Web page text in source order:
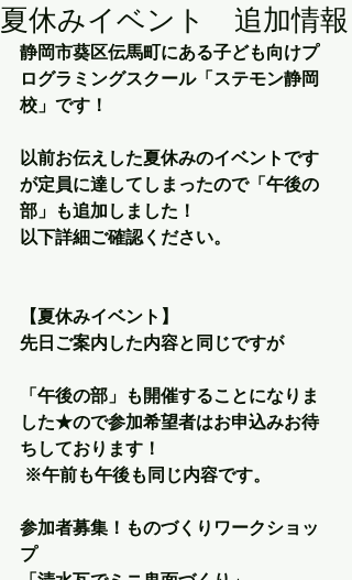
夏休みイベント 追加情報
静岡市葵区伝馬町にある子ども向けプ
ログラミングスクール「ステモン静岡
校」です！
以前お伝えした夏休みのイベントです
が定員に達してしまったので「午後の
部」も追加しました！
以下詳細ご確認ください。
【夏休みイベント】
先日ご案内した内容と同じですが
「午後の部」も開催することになりま
した★ので参加希望者はお申込みお待
ちしております！
※午前も午後も同じ内容です。
参加者募集！ものづくりワークショッ
プ